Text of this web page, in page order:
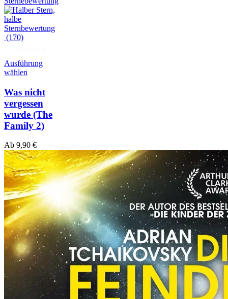
(170)
Ausführung
wählen
Was nicht
vergessen
wurde (The
Family 2)
Ab 9,90 €